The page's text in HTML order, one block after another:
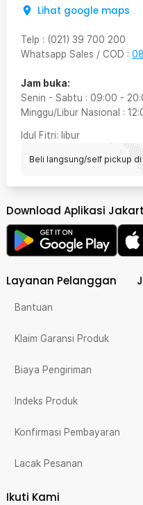
Lihat google maps
Telp : (021) 39 700 200
Whatsapp Sales / COD :
Jam buka:
Senin - Sabtu : 09:00 -
Minggu/Libur Nasional :
Idul Fitri: libur
Beli langsung/self pickup
Download Aplikasi
Layanan Pelanggan
Bantuan
Klaim Garansi Produk
Biaya Pengiriman
Indeks Produk
Konfirmasi Pembayaran
Lacak Pesanan
Ikuti Kami